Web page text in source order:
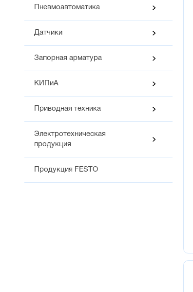
Пневмоавтоматика
Датчики
Запорная арматура
КИПиА
Приводная техника
Электротехническая
продукция
Продукция FESTO